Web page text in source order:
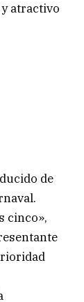
atractivo
de
cinco»,